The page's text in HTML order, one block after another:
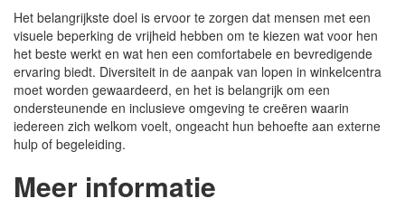
Het belangrijkste doel is ervoor te zorgen dat mensen met een
visuele beperking de vrijheid hebben om te kiezen wat voor hen
het beste werkt en wat hen een comfortabele en bevredigende
ervaring biedt. Diversiteit in de aanpak van lopen in winkelcentra
moet worden gewaardeerd, en het is belangrijk om een
ondersteunende en inclusieve omgeving te creëren waarin
iedereen zich welkom voelt, ongeacht hun behoefte aan externe
hulp of begeleiding.
Meer informatie